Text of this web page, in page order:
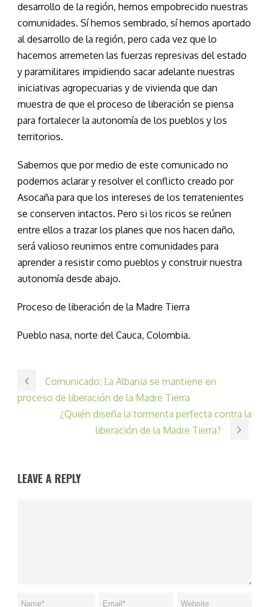
desarrollo de la región, hemos empobrecido nuestras
comunidades. Sí hemos sembrado, sí hemos aportado
al desarrollo de la región, pero cada vez que lo
hacemos arremeten las fuerzas represivas del estado
y paramilitares impidiendo sacar adelante nuestras
iniciativas agropecuarias y de vivienda que dan
muestra de que el proceso de liberación se piensa
para fortalecer la autonomía de los pueblos y los
territorios.
Sabemos que por medio de este comunicado no
podemos aclarar y resolver el conflicto creado por
Asocaña para que los intereses de los terratenientes
se conserven intactos. Pero si los ricos se reúnen
entre ellos a trazar los planes que nos hacen daño,
será valioso reunirnos entre comunidades para
aprender a resistir como pueblos y construir nuestra
autonomía desde abajo.
Proceso de liberación de la Madre Tierra
Pueblo nasa, norte del Cauca, Colombia.
Comunicado: La Albania se mantiene en
proceso de liberación de la Madre Tierra
¿Quién diseña la tormenta perfecta contra la
liberación de la Madre Tierra?
LEAVE A REPLY